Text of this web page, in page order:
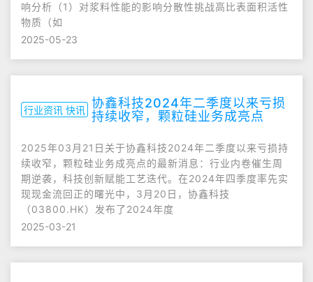
响分析（1）对浆料性能的影响分散性挑战高比表面积活性
物质（如
2025-05-23
行业资讯 快讯 协鑫科技2024年二季度以来亏损
持续收窄，颗粒硅业务成亮点
2025年03月21日关于协鑫科技2024年二季度以来亏损持
续收窄，颗粒硅业务成亮点的最新消息：行业内卷催生周
期逆袭，科技创新赋能工艺迭代。在2024年四季度率先实
现现金流回正的曙光中，3月20日，协鑫科技
（03800.HK）发布了2024年度
2025-03-21